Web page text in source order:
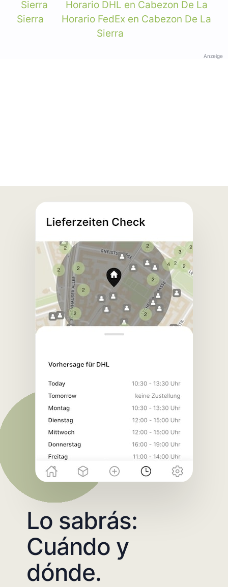
Sierra
Horario DHL en Cabezon De La
Sierra
Horario FedEx en Cabezon De La
Sierra
Anzeige
Lo sabrás:
Cuándo y
dónde.